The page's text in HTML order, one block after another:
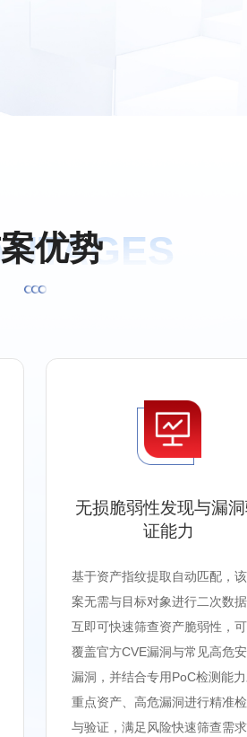
案优势
无损脆弱性发现与漏
证能力
基于资产指纹提取自动匹配，
案无需与目标对象进行二次数
互即可快速筛查资产脆弱性，
覆盖官方CVE漏洞与常见高危
漏洞，并结合专用PoC检测能
重点资产、高危漏洞进行精准检
与验证，满足风险快速筛查需求